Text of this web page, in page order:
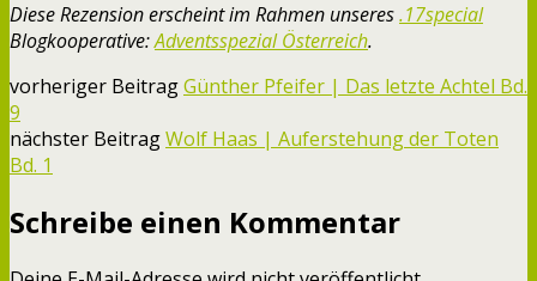
Diese Rezension erscheint im Rahmen unseres.17special
Blogkooperative:Adventsspezial Österreich.
vorheriger BeitragGünther Pfeifer | Das letzte Achtel Bd.
9
nächster BeitragWolf Haas | Auferstehung der Toten
Bd. 1
Schreibe einen Kommentar